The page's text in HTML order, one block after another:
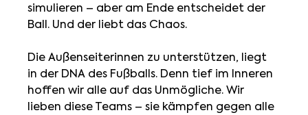
simulieren – aber am Ende entscheidet der
Ball. Und der liebt das Chaos.
Die Außenseiterinnen zu unterstützen, liegt
in der DNA des Fußballs. Denn tief im Inneren
hoffen wir alle auf das Unmögliche. Wir
lieben diese Teams – sie kämpfen gegen alle